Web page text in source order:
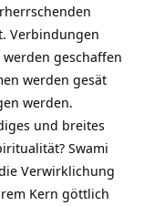
Verbindungen
geschaffen
werden gesät
werden.
und breites
Swami
Verwirklichung
Kern göttlich